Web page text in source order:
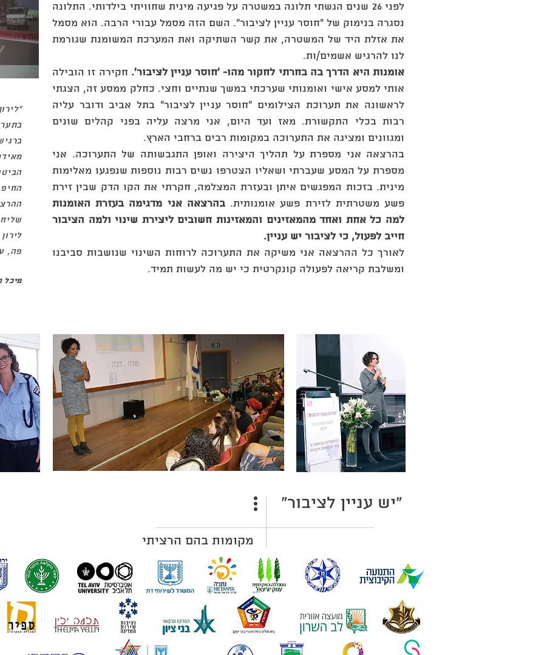
לפני 26 שנים הגשתי תלונה במשטרה על פגיעה מינית שחוויתי בילדותי. התלונה
נסגרה בנימוק של "חוסר עניין לציבור". השם הזה מסמל עבורי הרבה. הוא מסמל
את אזלת היד של המשטרה, את קשר השתיקה ואת המערכת המשומנת שגורמת
לנו להרגיש אשמים/ות.
אומנות היא הדרך בה בחרתי לחקור מהו- 'חוסר עניין לציבור'. חקירה זו הובילה
אותי למסע אישי ואומנותי שערכתי במשך שנתיים וחצי. כחלק ממסע זה, הצגתי
לראשונה את תערוכת הצילומים "חוסר עניין לציבור" בתל אביב ודובר עליה
רבות בכלי התקשורת. מאז ועד היום, אני מרצה עליה בפני קהלים שונים
ומגוונים ומציגה את התערוכה במקומות רבים ברחבי הארץ.
בהרצאה אני מספרת על תהליך היצירה ואופן התגבשותה של התערוכה. אני
מספרת על המסע שעברתי ושאליו הצטרפו נשים רבות נוספות שנפגעו מאלימות
מינית. בזכות המפגשים איתן ובעזרת המצלמה, חקרתי את הקו הדק שבין זירת
פשע משטרתית לזירת פשע אומנותית.בהרצאה אני מדגימה בעזרת האומנות
למה כל אחת ואחד מהמאזינים והמאזינות חשובים ליצירת שינוי ולמה הציבור
חייב לפעול, כי לציבור יש עניין.
לאורך כל ההרצאה אני משיקה את התערוכה לרוחות השינוי שנושבות סביבנו
ומשלבת קריאה לפעולה קונקרטית כי יש מה לעשות תמיד.
פה,
מיכל
"יש עניין לציבור"
מקומות בהם הרציתי